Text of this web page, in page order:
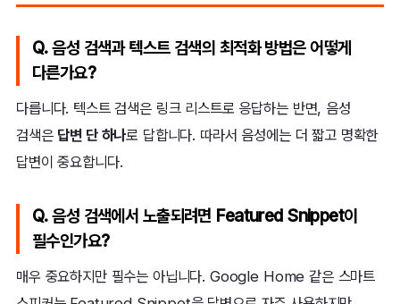
Q. 음성 검색과 텍스트 검색의 최적화 방법은 어떻게
다른가요?
다릅니다. 텍스트 검색은 링크 리스트로 응답하는 반면, 음성
검색은 답변 단 하나로 답합니다. 따라서 음성에는 더 짧고 명확한
답변이 중요합니다.
Q. 음성 검색에서 노출되려면 Featured Snippet이
필수인가요?
매우 중요하지만 필수는 아닙니다. Google Home 같은 스마트